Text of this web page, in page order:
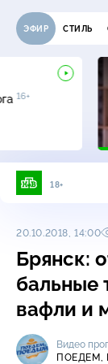
ЭФИР СТИЛЬ
16+
18+
20.10.2018, 14:00
Брянск:
бальные
вафли и
Видео
ПОЕДЕМ,